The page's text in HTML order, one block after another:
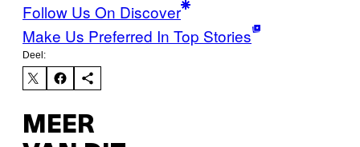
Follow Us On Discover
Make Us Preferred In Top Stories
Deel:
MEER